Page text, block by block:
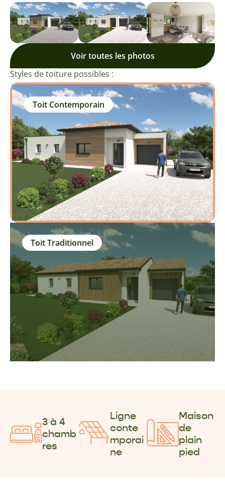
Voir toutes les photos
Styles de toiture possibles :
Toit Contemporain
Toit Traditionnel
3 à 4
chamb
res
Ligne
conte
mporai
ne
Maison
de
plain
pied